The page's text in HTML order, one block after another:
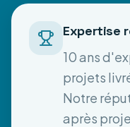
Expertise
10 ans
projets
Notre
après